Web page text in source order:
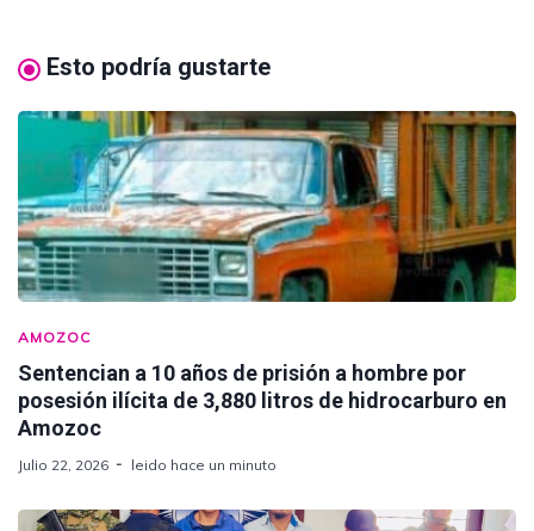
Esto podría gustarte
AMOZOC
Sentencian a 10 años de prisión a hombre por
posesión ilícita de 3,880 litros de hidrocarburo en
Amozoc
Julio 22, 2026 leido hace un minuto